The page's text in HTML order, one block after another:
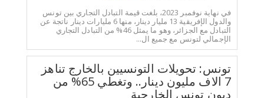
في نهاية نوفمبر 2023، بلغت قيمة التبادل التجاري بين تونس
والدول الإفريقية 13 مليار دينار، منها 6 مليارات دينار ناتجة عن
التبادل مع الجزائر، وهو ما يمثل 46% من التبادل التجاري
الإجمالي لتونس مع جميع ال...
تونس: تحويلات التونسيين بالخارج تناهز
7 الاف مليون دينار.. وتغطي 65% من
ديون تونس الخارجية